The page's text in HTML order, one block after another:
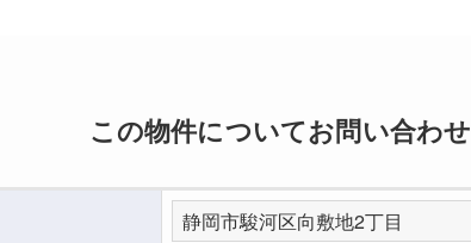
この物件についてお問い合わせ